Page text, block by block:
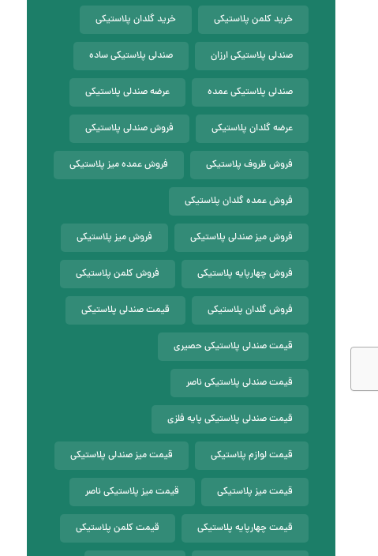
خرید کلمن پلاستیکی خرید گلدان پلاستیکی
صندلی پلاستیکی ارزان صندلی پلاستیکی ساده
صندلی پلاستیکی عمده عرضه صندلی پلاستیکی
عرضه گلدان پلاستیکی فروش صندلی پلاستیکی
فروش ظروف پلاستیکی فروش عمده میز پلاستیکی
فروش عمده گلدان پلاستیکی
فروش میز صندلی پلاستیکی فروش میز پلاستیکی
فروش چهارپایه پلاستیکی فروش کلمن پلاستیکی
فروش گلدان پلاستیکی قیمت صندلی پلاستیکی
قیمت صندلی پلاستیکی حصیری
قیمت صندلی پلاستیکی ناصر
قیمت صندلی پلاستیکی پایه فلزی
قیمت لوازم پلاستیکی قیمت میز صندلی پلاستیکی
قیمت میز پلاستیکی قیمت میز پلاستیکی ناصر
قیمت چهارپایه پلاستیکی قیمت کلمن پلاستیکی